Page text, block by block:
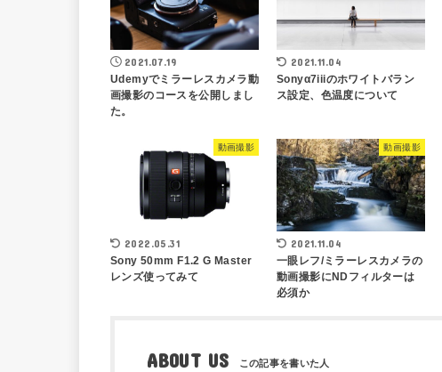
2021.07.19
Udemyでミラーレスカメラ動
画撮影のコースを公開しまし
た。
2021.11.04
Sonyα7iiiのホワイトバラン
ス設定、色温度について
動画撮影
2022.05.31
Sony 50mm F1.2 G Master
レンズ使ってみて
動画撮影
2021.11.04
一眼レフ/ミラーレスカメラの
動画撮影にNDフィルターは
必須か
ABOUT US